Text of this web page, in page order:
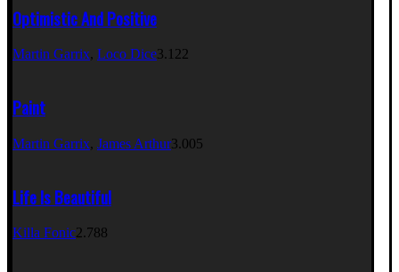
Optimistic And Positive
Martin Garrix, Loco Dice3.122
Paint
Martin Garrix, James Arthur3.005
Life Is Beautiful
Killa Fonic2.788